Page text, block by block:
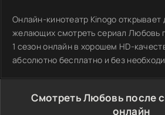
Онлайн-кинотеатр Kinogo открывает
желающих смотреть сериал Любовь
1 сезон онлайн в хорошем HD-
абсолютно бесплатно и без
Смотреть Любовь после
онлайн